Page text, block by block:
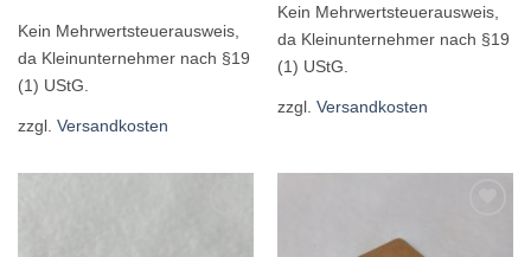
Kein Mehrwertsteuerausweis,
da Kleinunternehmer nach §19
(1) UStG.
zzgl. Versandkosten
Kein Mehrwertsteuerausweis,
da Kleinunternehmer nach §19
(1) UStG.
zzgl. Versandkosten